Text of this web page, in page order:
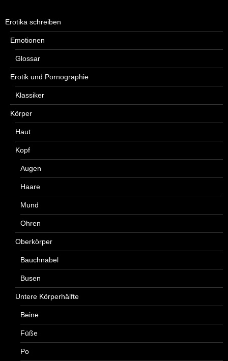
Erotika schreiben
Emotionen
Glossar
Erotik und Pornographie
Klassiker
Körper
Haut
Kopf
Augen
Haare
Mund
Ohren
Oberkörper
Bauchnabel
Busen
Untere Körperhälfte
Beine
Füße
Po